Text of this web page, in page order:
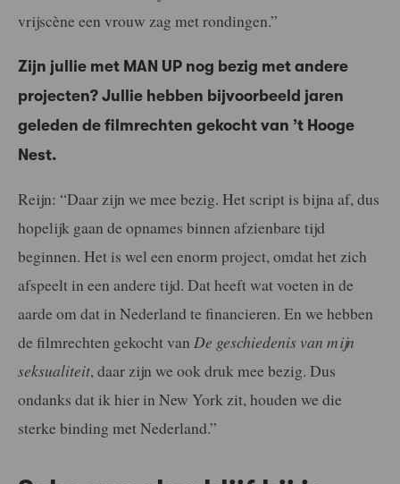
vrijscène een vrouw zag met rondingen.”
Zijn jullie met MAN UP nog bezig met andere
projecten? Jullie hebben bijvoorbeeld jaren
geleden de filmrechten gekocht van ’t Hooge
Nest.
Reijn: “Daar zijn we mee bezig. Het script is bijna af, dus
hopelijk gaan de opnames binnen afzienbare tijd
beginnen. Het is wel een enorm project, omdat het zich
afspeelt in een andere tijd. Dat heeft wat voeten in de
aarde om dat in Nederland te financieren. En we hebben
de filmrechten gekocht van De geschiedenis van mijn
seksualiteit, daar zijn we ook druk mee bezig. Dus
ondanks dat ik hier in New York zit, houden we die
sterke binding met Nederland.”